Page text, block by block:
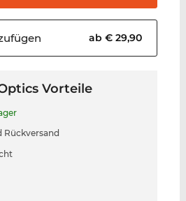
ab € 29,90
Vorteile
Rückversand